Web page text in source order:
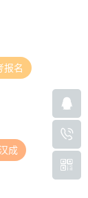
报名
成